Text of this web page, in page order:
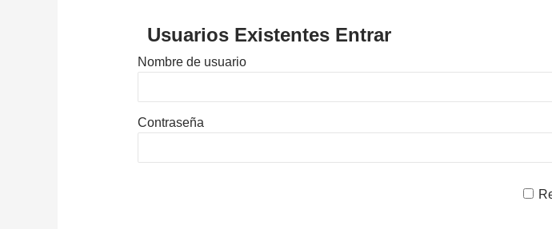
Usuarios Existentes Entrar
Nombre de usuario
Contraseña